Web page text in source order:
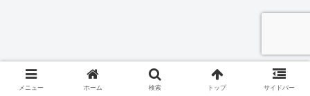
メニュー ホーム 検索 トップ サイドバー